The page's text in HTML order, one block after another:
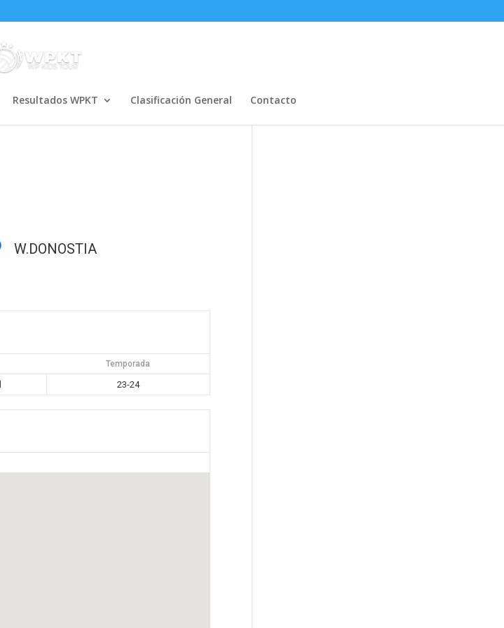
Resultados WPKT Clasificación General Contacto
W.DONOSTIA
Temporada
23-24